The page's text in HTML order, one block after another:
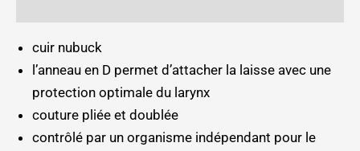
cuir nubuck
l’anneau en D permet d’attacher la laisse avec une
protection optimale du larynx
couture pliée et doublée
contrôlé par un organisme indépendant pour le